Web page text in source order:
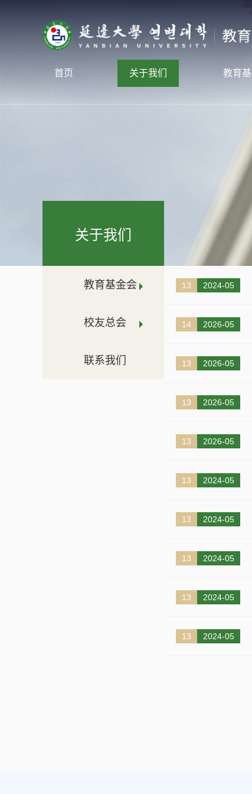
首页 关于我们
教育基金会
教育
项目
筹款
捐赠
捐赠
受益
关于我们
教育基金会
校友总会
联系我们
13 2024-05
14 2026-05
13 2026-05
13 2026-05
13 2026-05
13 2024-05
13 2024-05
13 2024-05
13 2024-05
13 2024-05